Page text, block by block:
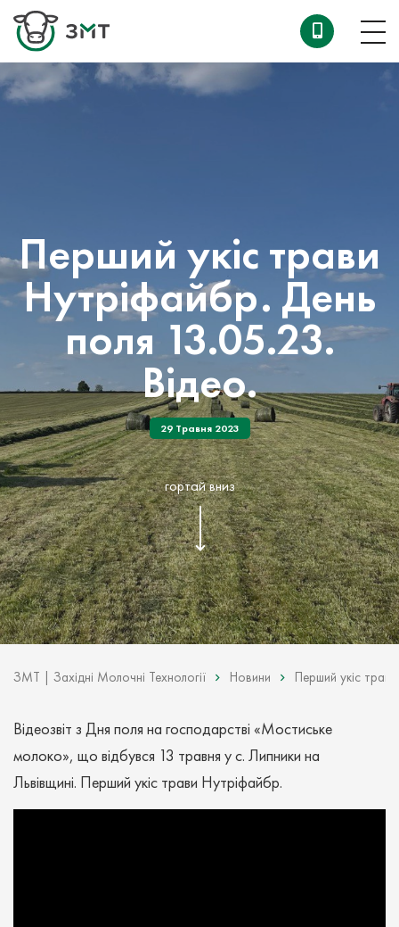
Перший укіс трави
Нутріфайбр. День
поля 13.05.23.
Відео.
29 Травня 2023
гортай вниз
ЗМТ | Західні Молочні Технології Новини Перший укіс
Відеозвіт з Дня поля на господарстві «Мостиське
молоко», що відбувся 13 травня у с. Липники на
Львівщині. Перший укіс трави Нутріфайбр.